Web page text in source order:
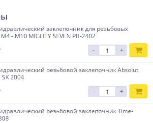
заклепочник для резьбовых
- М10 MIGHTY SEVEN PB-2402
- +
резьбовой заклепочник Absolut
SK 2004
- +
резьбовой заклепочник Time-